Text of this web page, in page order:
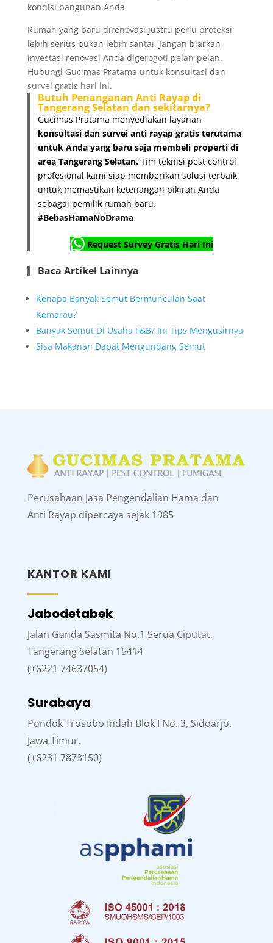
kondisi bangunan Anda.
Rumah yang baru direnovasi justru perlu proteksi
lebih serius bukan lebih santai. Jangan biarkan
investasi renovasi Anda digerogoti pelan-pelan.
Hubungi Gucimas Pratama untuk konsultasi dan
survei gratis hari ini.
Butuh Penanganan Anti Rayap di
Tangerang Selatan dan sekitarnya?
Gucimas Pratama menyediakan layanan
konsultasi dan survei anti rayap gratis terutama
untuk Anda yang baru saja membeli properti di
area Tangerang Selatan.Tim teknisi pest control
profesional kami siap memberikan solusi terbaik
untuk memastikan ketenangan pikiran Anda
sebagai pemilik rumah baru.
#BebasHamaNoDrama
Request Survey Gratis Hari Ini
Baca Artikel Lainnya
Kenapa Banyak Semut Bermunculan Saat
Kemarau?
Banyak Semut Di Usaha F&B? Ini Tips Mengusirnya
Sisa Makanan Dapat Mengundang Semut
Perusahaan Jasa Pengendalian Hama dan
Anti Rayap dipercaya sejak 1985
KANTOR KAMI
Jabodetabek
Jalan Ganda Sasmita No.1 Serua Ciputat,
Tangerang Selatan 15414
(+6221 74637054)
Surabaya
Pondok Trosobo Indah Blok I No. 3, Sidoarjo.
Jawa Timur.
(+6231 7873150)